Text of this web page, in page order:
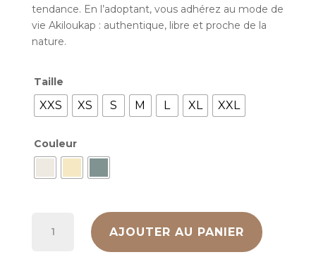
tendance. En l’adoptant, vous adhérez au mode de
vie Akiloukap : authentique, libre et proche de la
nature.
Taille
XXS XS S M L XL XXL
Couleur
AJOUTER AU PANIER